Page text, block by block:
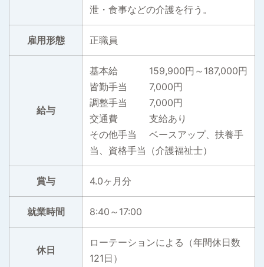
泄・食事などの介護を行う。
雇用形態 正職員
給与
基本給 159,900円～187,000円
皆勤手当 7,000円
調整手当 7,000円
交通費 支給あり
その他手当 ベースアップ、扶養手
当、資格手当（介護福祉士）
賞与 4.0ヶ月分
就業時間 8:40～17:00
休日
ローテーションによる（年間休日数
121日）